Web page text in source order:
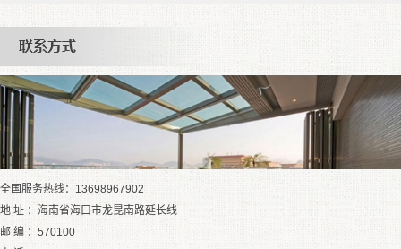
全国服务热线：13698967902
地 址 ：海南省海口市龙昆南路延长线
邮 编 ：570100